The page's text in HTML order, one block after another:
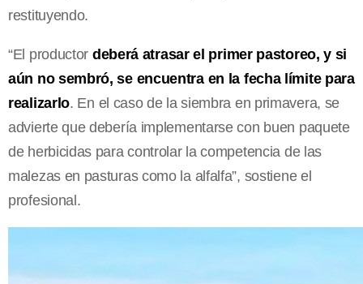
restituyendo.
“El productor deberá atrasar el primer pastoreo, y si
aún no sembró, se encuentra en la fecha límite para
realizarlo. En el caso de la siembra en primavera, se
advierte que debería implementarse con buen paquete
de herbicidas para controlar la competencia de las
malezas en pasturas como la alfalfa”, sostiene el
profesional.